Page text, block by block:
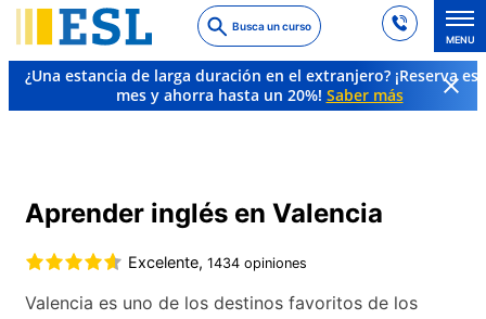
to
main
content
Busca un curso
MENU
¿Una estancia de larga duración en el extranjero? ¡Reserva
mes y ahorra hasta un 20%! Saber más
Aprender inglés en Valencia
Excelente, 1434 opiniones
Valencia es uno de los destinos favoritos de los